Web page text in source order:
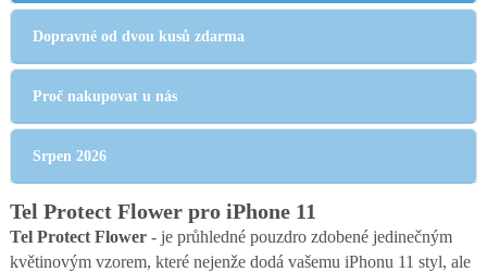
Dopravné od dvou kusů zdarma
Proč nakupovat u nás
Srpen 2026
Tel Protect Flower pro iPhone 11
Tel Protect Flower- je průhledné pouzdro zdobené jedinečným
květinovým vzorem, které nejenže dodá vašemu iPhonu 11 styl, ale